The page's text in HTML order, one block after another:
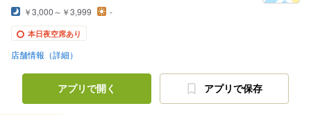
￥3,000～￥3,999 -
本日夜空席あり
店舗情報（詳細）
アプリで開く アプリで保存